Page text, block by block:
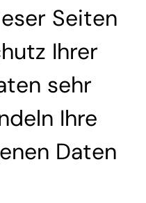
Seiten
Ihrer
sehr
Ihre
Daten